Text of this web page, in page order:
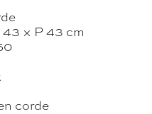
× P 43 cm
corde